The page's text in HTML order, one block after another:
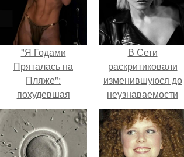
"Я Годами
Пряталась на
Пляже":
похудевшая
невестка Валерии
показала фигуру в
откровенном
купальнике.
В Сети
раскритиковали
изменившуюся до
неузнаваемости
Марину зудину.